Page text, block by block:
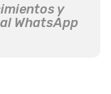
y
WhatsApp